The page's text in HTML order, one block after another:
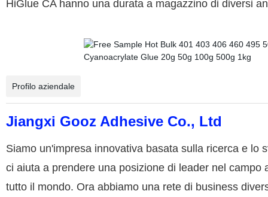
HiGlue CA hanno una durata a magazzino di diversi
Profilo aziendale
Jiangxi Gooz Adhesive Co., Ltd
Siamo un'impresa innovativa basata sulla ricerca e lo
ci aiuta a prendere una posizione di leader nel
tutto il mondo. Ora abbiamo una rete di business